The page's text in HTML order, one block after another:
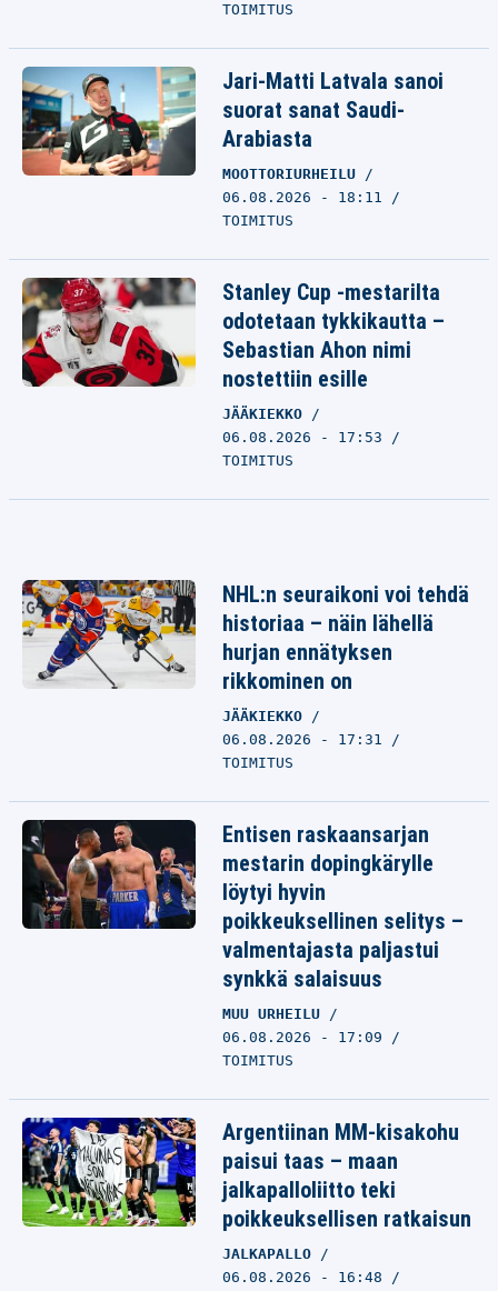
TOIMITUS
Jari-Matti Latvala sanoi
suorat sanat Saudi-
Arabiasta
MOOTTORIURHEILU
06.08.2026 - 18:11
TOIMITUS
Stanley Cup -mestarilta
odotetaan tykkikautta –
Sebastian Ahon nimi
nostettiin esille
JÄÄKIEKKO
06.08.2026 - 17:53
TOIMITUS
NHL:n seuraikoni voi tehdä
historiaa – näin lähellä
hurjan ennätyksen
rikkominen on
JÄÄKIEKKO
06.08.2026 - 17:31
TOIMITUS
Entisen raskaansarjan
mestarin dopingkärylle
löytyi hyvin
poikkeuksellinen selitys –
valmentajasta paljastui
synkkä salaisuus
MUU URHEILU
06.08.2026 - 17:09
TOIMITUS
Argentiinan MM-kisakohu
paisui taas – maan
jalkapalloliitto teki
poikkeuksellisen ratkaisun
JALKAPALLO
06.08.2026 - 16:48